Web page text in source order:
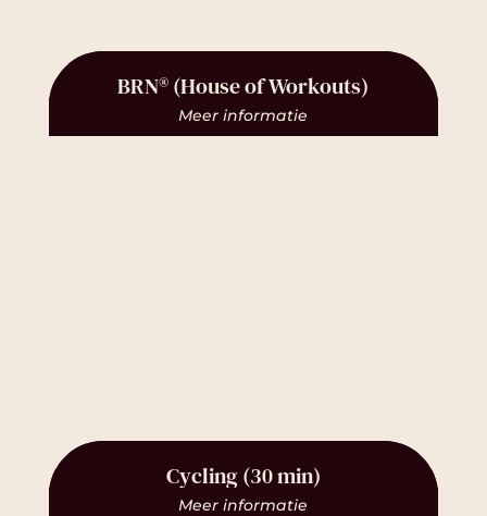
BRN® (House of Workouts)
Meer informatie
Cycling (30 min)
Meer informatie